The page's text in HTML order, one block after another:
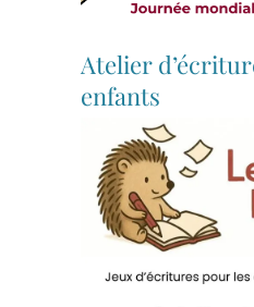
Atelier
enfants